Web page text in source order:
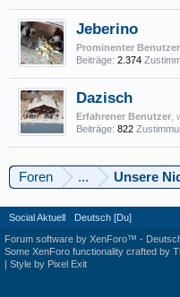
Jeberino
Prominenter Benutzer
Beiträge: 2.374
Dazisch
Erfahrener Benutzer
Beiträge: 822
Foren ... Unsere
Social Aktuell Deutsch [Du]
Forum software by XenForo™ -
Some XenForo functionality crafted by
| Style by Pixel Exit